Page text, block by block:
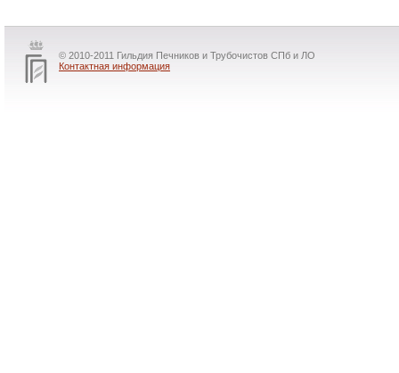
© 2010-2011 Гильдия Печников и Трубочистов СПб и ЛО
Контактная информация